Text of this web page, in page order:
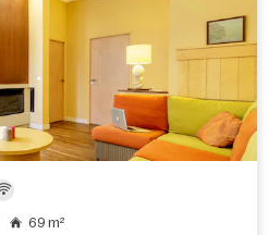
69 m²